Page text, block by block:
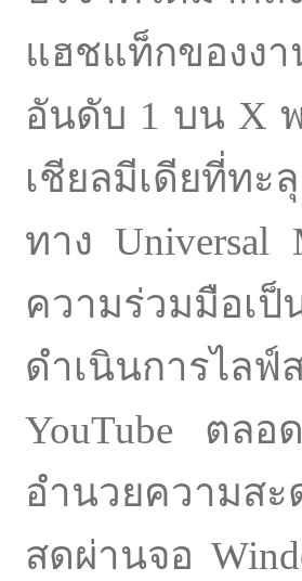
แฮชแท็กของง
อันดับ 1 บน X
เชียลมีเดียที่ทะ
ทาง
ความร่วมมือเ
ดำเนินการไล
YouTube ตล
อำนวยความส
สดผ่านจอ